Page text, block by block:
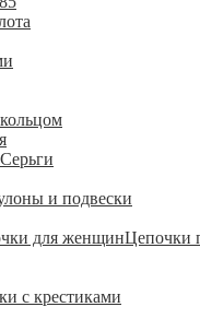
Серьги
и подвески
для женщинЦепочки
с крестиками